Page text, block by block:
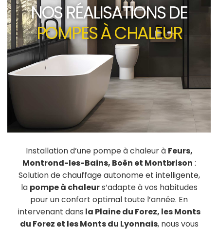
NOS RÉALISATIONS DE
POMPES À CHALEUR
Installation d’une pompe à chaleur à Feurs,
Montrond-les-Bains, Boën et Montbrison :
Solution de chauffage autonome et intelligente,
la pompe à chaleurs’adapte à vos habitudes
pour un confort optimal toute l’année. En
intervenant dans la Plaine du Forez, les Monts
du Forez et les Monts du Lyonnais, nous vous